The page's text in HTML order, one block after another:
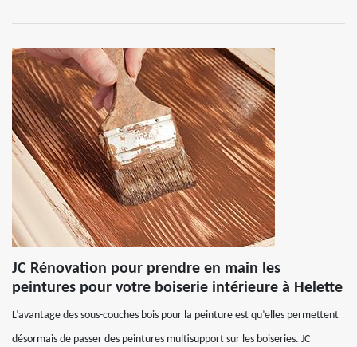
JC Rénovation pour prendre en main les
peintures pour votre boiserie intérieure à Helette
L’avantage des sous-couches bois pour la peinture est qu’elles permettent
désormais de passer des peintures multisupport sur les boiseries. JC